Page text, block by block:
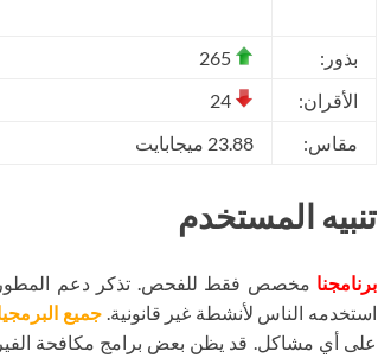
بذور:
الأقران:
مقاس:
23.88 ميجابايت
تنبيه المستخدم
برنامجنا مخصص فقط للفحص. تذكر دعم
استخدمه الناس لأنشطة غير قانونية. جميع
على أي مشاكل. قد يظن بعض برامج مكافحة